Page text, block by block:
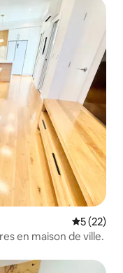
Note
5 (22)
en maison de ville.